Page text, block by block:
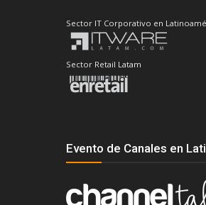
Sector IT Corporativo en
Sector Retail Latam
Evento de Canales en